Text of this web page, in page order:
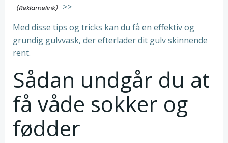
>>
Med disse tips og tricks kan du få en effektiv og
grundig gulvvask, der efterlader dit gulv skinnende
rent.
Sådan undgår du at
få våde sokker og
fødder